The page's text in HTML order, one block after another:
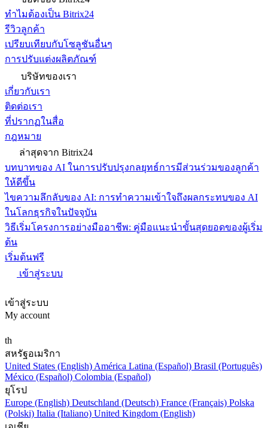
ทำไมต้องเป็น Bitrix24
รีวิวลูกค้า
เปรียบเทียบกับโซลูชันอื่นๆ
การปรับแต่งผลิตภัณฑ์
บริษัทของเรา
เกี่ยวกับเรา
ติดต่อเรา
ที่ปรากฏในสื่อ
กฎหมาย
ล่าสุดจาก Bitrix24
บทบาทของ AI ในการปรับปรุงกลยุทธ์การมีส่วนร่วมของลูกค้า
ให้ดีขึ้น
ไขความลึกลับของ AI: การทำความเข้าใจถึงผลกระทบของ AI
ในโลกธุรกิจในปัจจุบัน
วิธีเริ่มโครงการอย่างมืออาชีพ: คู่มือแนะนำขั้นสุดยอดของผู้เริ่ม
ต้น
เริ่มต้นฟรี
เข้าสู่ระบบ
เข้าสู่ระบบ
My account
th
สหรัฐอเมริกา
United States (English) América Latina (Español) Brasil (Português)
México (Español) Colombia (Español)
ยุโรป
Europe (English) Deutschland (Deutsch) France (Français) Polska
(Polski) Italia (Italiano) United Kingdom (English)